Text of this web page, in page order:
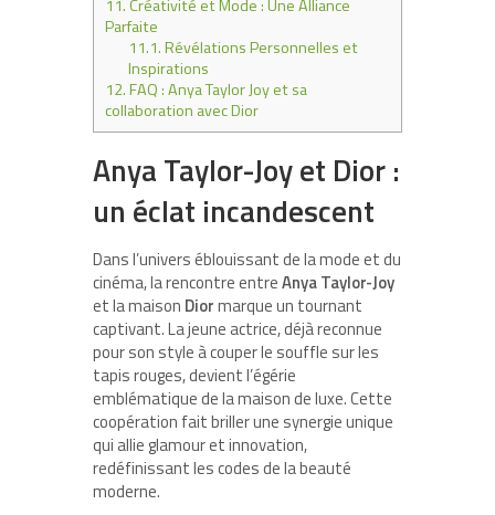
11.Créativité et Mode : Une Alliance
Parfaite
11.1.Révélations Personnelles et
Inspirations
12.FAQ : Anya Taylor Joy et sa
collaboration avec Dior
Anya Taylor-Joy et Dior :
un éclat incandescent
Dans l’univers éblouissant de la mode et du
cinéma, la rencontre entreAnya Taylor-Joy
et la maison Diormarque un tournant
captivant. La jeune actrice, déjà reconnue
pour son style à couper le souffle sur les
tapis rouges, devient l’égérie
emblématique de la maison de luxe. Cette
coopération fait briller une synergie unique
qui allie glamour et innovation,
redéfinissant les codes de la beauté
moderne.